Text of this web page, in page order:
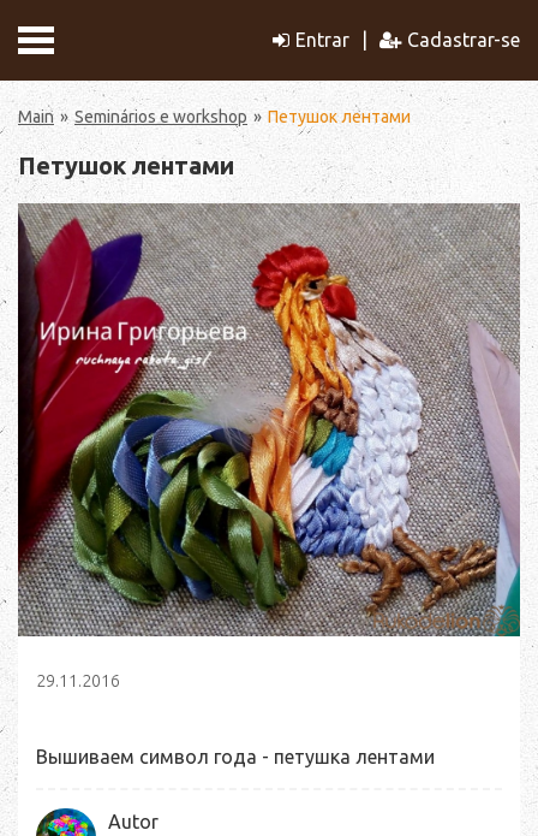
Entrar Cadastrar-se
Main Seminários e workshop Петушок лентами
Петушок лентами
29.11.2016
Вышиваем символ года - петушка лентами
Autor